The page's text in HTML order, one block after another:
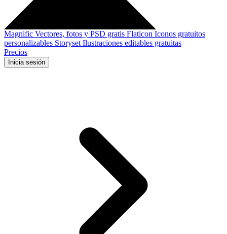
Magnific Vectores, fotos y PSD gratis Flaticon Iconos gratuitos
personalizables Storyset Ilustraciones editables gratuitas
Precios
Inicia sesión